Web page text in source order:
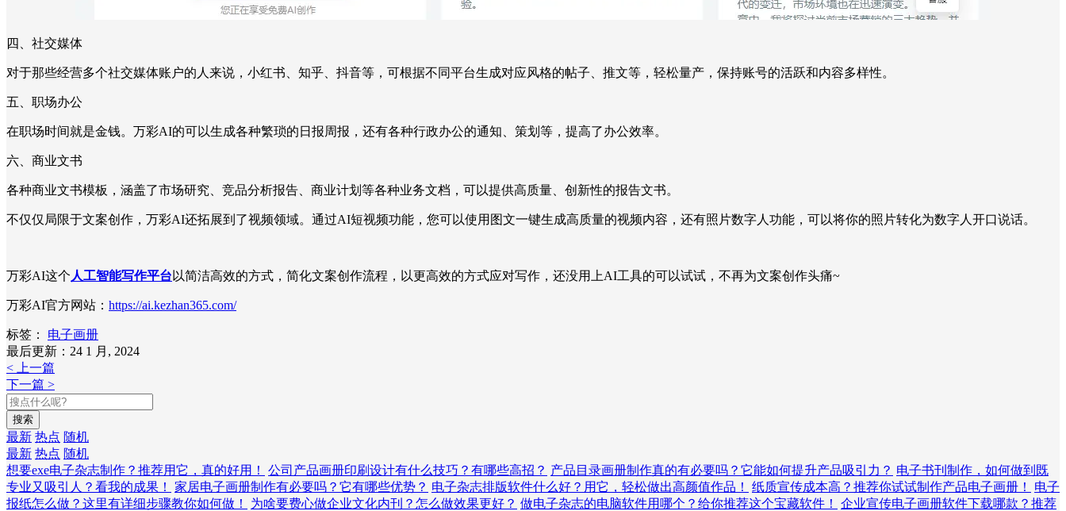
四、社交媒体
对于那些经营多个社交媒体账户的人来说，小红书、知乎、抖音等，可根据不同平台生成对应风格的帖子、推文等，轻松量产，保持账号的活跃和内容多样性。
五、职场办公
在职场时间就是金钱。万彩AI的可以生成各种繁琐的日报周报，还有各种行政办公的通知、策划等，提高了办公效率。
六、商业文书
各种商业文书模板，涵盖了市场研究、竞品分析报告、商业计划等各种业务文档，可以提供高质量、创新性的报告文书。
不仅仅局限于文案创作，万彩AI还拓展到了视频领域。通过AI短视频功能，您可以使用图文一键生成高质量的视频内容，还有照片数字人功能，可以将你的照片转化为数字人开口说话。
万彩AI这个 人工智能写作平台 以简洁高效的方式，简化文案创作流程，以更高效的方式应对写作，还没用上AI工具的可以试试，不再为文案创作头痛~
万彩AI官方网站： https://ai.kezhan365.com/
标签：
电子画册
最后更新：24 1 月, 2024
< 上一篇
下一篇 >
搜索
最新 热点 随机
最新 热点 随机
想要exe电子杂志制作？推荐用它，真的好用！
公司产品画册印刷设计有什么技巧？有哪些高招？ 产品目录画册制作真的有必要吗？它能如何提升产品吸引力？ 电子书刊制作，如何做到既
专业又吸引人？看我的成果！
家居电子画册制作有必要吗？它有哪些优势？ 电子杂志排版软件什么好？用它，轻松做出高颜值作品！ 纸质宣传成本高？推荐你试试制作产品电子画册！
电子
报纸怎么做？这里有详细步骤教你如何做！
为啥要费心做企业文化内刊？怎么做效果更好？ 做电子杂志的电脑软件用哪个？给你推荐这个宝藏软件！
企业宣传电子画册软件下载哪款？推荐